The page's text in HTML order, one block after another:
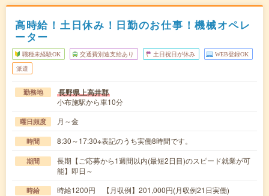
高時給！土日休み！日勤のお仕事！機械オペレ
ーター
職種未経験OK 交通費別途支給あり 土日祝日が休み WEB登録OK
派遣
勤務地 長野県上高井郡
小布施駅から車10分
曜日頻度 月～金
時間 8:30～17:30※表記のうち実働8時間です。
期間
長期【ご応募から1週間以内(最短2日目)のスピード就業が可
能】即日～
時給 時給1200円 【月収例】201,000円(月収例21日実働)